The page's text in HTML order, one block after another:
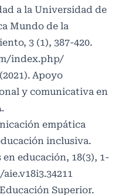
a la Universidad de
Mundo de la
3 (1), 387-420.
index.php/
Apoyo
y comunicativa en
empática
inclusiva.
educación, 18(3), 1-
Superior.